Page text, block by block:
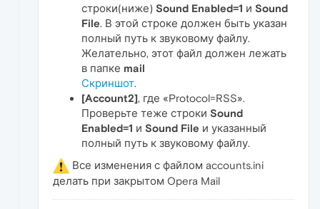
строки(ниже) Sound Enabled=1 и Sound
File. В этой строке должен быть указан
полный путь к звуковому файлу.
Желательно, этот файл должен лежать
в папке mail
Скриншот.
[Account2], где «Protocol=RSS».
Проверьте теже строки Sound
Enabled=1 и Sound File и указанный
полный путь к звуковому файлу.
Все изменения с файлом accounts.ini
делать при закрытом Opera Mail